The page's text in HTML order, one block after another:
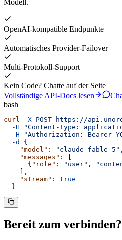
Modell.
OpenAI-kompatible Endpunkte
Automatisches Provider-Failover
Multi-Protokoll-Support
Kein Code? Chatte auf der Seite
Vollständige API-Docs lesen
bash
curl -X POST https://
  -H
"Content-Type:
  -H
"Authorization: Bearer
  -d
{
    "model"
: " claude-fable-5 " ,
    "messages"
:
[
      {
"role" : " user" , "
    ],
    "stream"
:
true
  }
Bereit zum verbinden?